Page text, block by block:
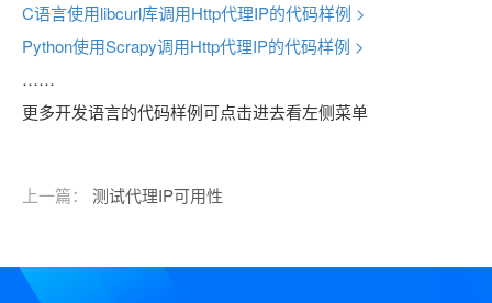
C语言使用libcurl库调用Http代理IP的代码样例 >
Python使用Scrapy调用Http代理IP的代码样例 >
……
更多开发语言的代码样例可点击进去看左侧菜单
上一篇： 测试代理IP可用性